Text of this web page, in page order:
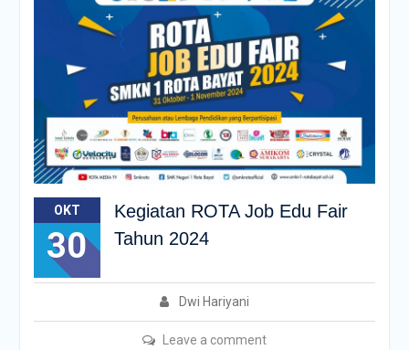
OKT
30
Kegiatan ROTA Job Edu Fair
Tahun 2024
Dwi Hariyani
Leave a comment